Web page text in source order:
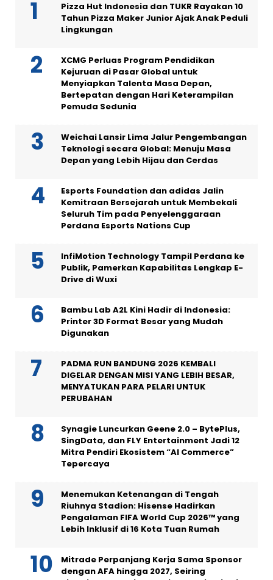
Pizza Hut Indonesia dan TUKR Rayakan 10
Tahun Pizza Maker Junior Ajak Anak Peduli
Lingkungan
XCMG Perluas Program Pendidikan
Kejuruan di Pasar Global untuk
Menyiapkan Talenta Masa Depan,
Bertepatan dengan Hari Keterampilan
Pemuda Sedunia
Weichai Lansir Lima Jalur Pengembangan
Teknologi secara Global: Menuju Masa
Depan yang Lebih Hijau dan Cerdas
Esports Foundation dan adidas Jalin
Kemitraan Bersejarah untuk Membekali
Seluruh Tim pada Penyelenggaraan
Perdana Esports Nations Cup
InfiMotion Technology Tampil Perdana ke
Publik, Pamerkan Kapabilitas Lengkap E-
Drive di Wuxi
Bambu Lab A2L Kini Hadir di Indonesia:
Printer 3D Format Besar yang Mudah
Digunakan
PADMA RUN BANDUNG 2026 KEMBALI
DIGELAR DENGAN MISI YANG LEBIH BESAR,
MENYATUKAN PARA PELARI UNTUK
PERUBAHAN
Synagie Luncurkan Geene 2.0 – BytePlus,
SingData, dan FLY Entertainment Jadi 12
Mitra Pendiri Ekosistem “AI Commerce”
Tepercaya
Menemukan Ketenangan di Tengah
Riuhnya Stadion: Hisense Hadirkan
Pengalaman FIFA World Cup 2026™ yang
Lebih Inklusif di 16 Kota Tuan Rumah
Mitrade Perpanjang Kerja Sama Sponsor
dengan AFA hingga 2027, Seiring